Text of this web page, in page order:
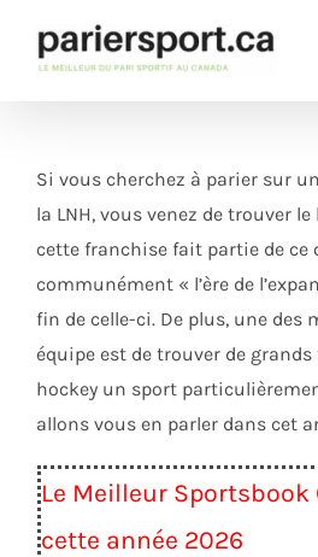
Si vous cherchez à parier sur
la LNH, vous venez de trouver
cette franchise fait partie de ce
communément « l’ère de
fin de celle-ci. De plus, une des
équipe est de trouver de
hockey un sport
allons vous en parler dans cet
Le Meilleur Sportsbook
cette année 2026